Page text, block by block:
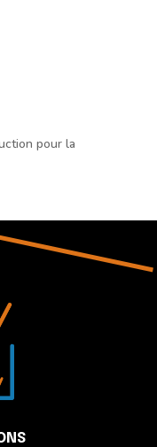
pour la